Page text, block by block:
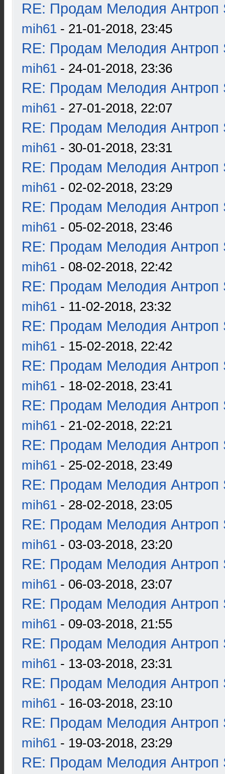
RE: Продам Мелодия Антроп
mih61 - 21-01-2018, 23:45
RE: Продам Мелодия Антроп
mih61 - 24-01-2018, 23:36
RE: Продам Мелодия Антроп
mih61 - 27-01-2018, 22:07
RE: Продам Мелодия Антроп
mih61 - 30-01-2018, 23:31
RE: Продам Мелодия Антроп
mih61 - 02-02-2018, 23:29
RE: Продам Мелодия Антроп
mih61 - 05-02-2018, 23:46
RE: Продам Мелодия Антроп
mih61 - 08-02-2018, 22:42
RE: Продам Мелодия Антроп
mih61 - 11-02-2018, 23:32
RE: Продам Мелодия Антроп
mih61 - 15-02-2018, 22:42
RE: Продам Мелодия Антроп
mih61 - 18-02-2018, 23:41
RE: Продам Мелодия Антроп
mih61 - 21-02-2018, 22:21
RE: Продам Мелодия Антроп
mih61 - 25-02-2018, 23:49
RE: Продам Мелодия Антроп
mih61 - 28-02-2018, 23:05
RE: Продам Мелодия Антроп
mih61 - 03-03-2018, 23:20
RE: Продам Мелодия Антроп
mih61 - 06-03-2018, 23:07
RE: Продам Мелодия Антроп
mih61 - 09-03-2018, 21:55
RE: Продам Мелодия Антроп
mih61 - 13-03-2018, 23:31
RE: Продам Мелодия Антроп
mih61 - 16-03-2018, 23:10
RE: Продам Мелодия Антроп
mih61 - 19-03-2018, 23:29
RE: Продам Мелодия Антроп